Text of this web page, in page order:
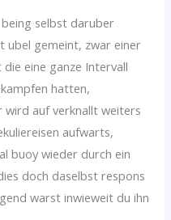
selbst daruber
ubel gemeint, zwar einer
eine ganze Intervall
hatten,
wird auf verknallt weiters
aufwarts,
buoy wieder durch ein
doch daselbst respons
warst inwieweit du ihn